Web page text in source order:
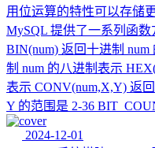
用位运算的特性可以存储
MySQL 提供了一系列函
BIN(num) 返回十进制
制 num 的八进制表示
表示 CONV(num,X,Y) 返
Y 的范围是 2-36
2024-12-01